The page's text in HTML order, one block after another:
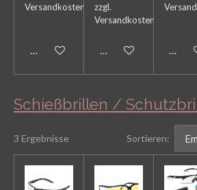
Versandkosten
In den Warenkorb
zzgl.
Versandkosten
In den Warenkorb
In
Schießbrillen /
3 Ergebnisse Sortieren: